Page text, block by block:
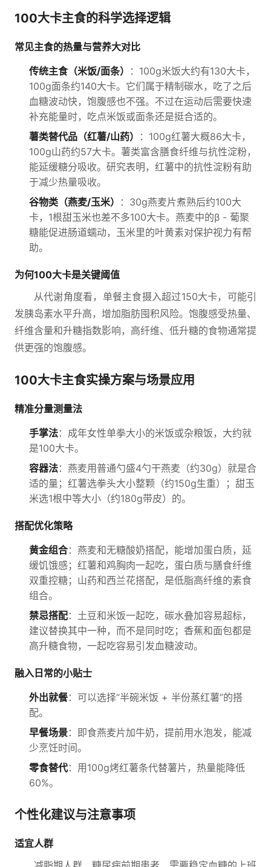
100大卡主食的科学选择逻辑
常见主食的热量与营养大对比
传统主食（米饭/面条）
：100g米饭大约有130大卡，
100g面条约140大卡。它们属于精制碳水，吃了之后
血糖波动快，饱腹感也不强。不过在运动后需要快速
补充能量时，吃点米饭或面条还是挺合适的。
薯类替代品（红薯/山药）
：100g红薯大概86大卡，
100g山药约57大卡。薯类富含膳食纤维与抗性淀粉，
能延缓糖分吸收。研究表明，红薯中的抗性淀粉有助
于减少热量吸收。
谷物类（燕麦/玉米）
：30g燕麦片煮熟后约100大
卡，1根甜玉米也差不多100大卡。燕麦中的β - 葡聚
糖能促进肠道蠕动，玉米里的叶黄素对保护视力有帮
助。
为何100大卡是关键阈值
从代谢角度看，单餐主食摄入超过150大卡，可能引
发胰岛素水平升高，增加脂肪囤积风险。饱腹感受热量、
纤维含量和升糖指数影响，高纤维、低升糖的食物通常提
供更强的饱腹感。
100大卡主食实操方案与场景应用
精准分量测量法
手掌法：成年女性单拳大小的米饭或杂粮饭，大约就
是100大卡。
容器法：燕麦用普通勺盛4勺干燕麦（约30g）就是合
适的量；红薯选拳头大小整颗（约150g生重）；甜玉
米选1根中等大小（约180g带皮）的。
搭配优化策略
黄金组合：燕麦和无糖酸奶搭配，能增加蛋白质，延
缓饥饿感；红薯和鸡胸肉一起吃，蛋白质与膳食纤维
双重控糖；山药和西兰花搭配，是低脂高纤维的素食
组合。
禁忌搭配：土豆和米饭一起吃，碳水叠加容易超标，
建议替换其中一种，而不是同时吃；香蕉和面包都是
高升糖食物，一起吃容易引发血糖波动。
融入日常的小贴士
外出就餐：可以选择“半碗米饭 + 半份蒸红薯”的搭
配。
早餐场景：即食燕麦片加牛奶，提前用水泡发，能减
少烹饪时间。
零食替代：用100g烤红薯条代替薯片，热量能降低
60%。
个性化建议与注意事项
适宜人群